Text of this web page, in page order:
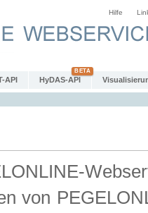
Hilfe
API HyDAS-API
von